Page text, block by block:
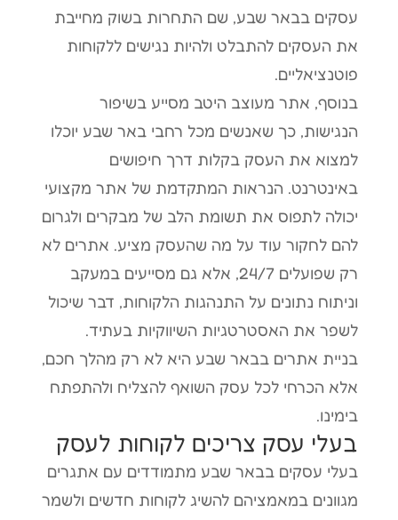
עסקים בבאר שבע, שם התחרות בשוק מחייבת
את העסקים להתבלט ולהיות נגישים ללקוחות
פוטנציאליים.
בנוסף, אתר מעוצב היטב מסייע בשיפור
הנגישות, כך שאנשים מכל רחבי באר שבע יוכלו
למצוא את העסק בקלות דרך חיפושים
באינטרנט. הנראות המתקדמת של אתר מקצועי
יכולה לתפוס את תשומת הלב של מבקרים ולגרום
להם לחקור עוד על מה שהעסק מציע. אתרים לא
רק שפועלים 24/7, אלא גם מסייעים במעקב
וניתוח נתונים על התנהגות הלקוחות, דבר שיכול
לשפר את האסטרטגיות השיווקיות בעתיד.
בניית אתרים בבאר שבע היא לא רק מהלך חכם,
אלא הכרחי לכל עסק השואף להצליח ולהתפתח
בימינו.
בעלי עסק צריכים לקוחות לעסק
בעלי עסקים בבאר שבע מתמודדים עם אתגרים
מגוונים במאמציהם להשיג לקוחות חדשים ולשמר